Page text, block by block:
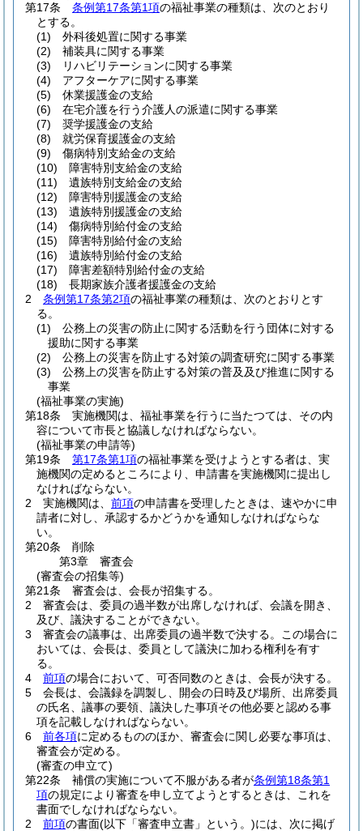
第17条
条例第17条第1項の福祉事業の種類は、次のとおり
とする。
(1)
外科後処置に関する事業
(2)
補装具に関する事業
(3)
リハビリテーションに関する事業
(4)
アフターケアに関する事業
(5)
休業援護金の支給
(6)
在宅介護を行う介護人の派遣に関する事業
(7)
奨学援護金の支給
(8)
就労保育援護金の支給
(9)
傷病特別支給金の支給
(10)
障害特別支給金の支給
(11)
遺族特別支給金の支給
(12)
障害特別援護金の支給
(13)
遺族特別援護金の支給
(14)
傷病特別給付金の支給
(15)
障害特別給付金の支給
(16)
遺族特別給付金の支給
(17)
障害差額特別給付金の支給
(18)
長期家族介護者援護金の支給
2
条例第17条第2項の福祉事業の種類は、次のとおりとす
る。
(1)
公務上の災害の防止に関する活動を行う団体に対する
援助に関する事業
(2)
公務上の災害を防止する対策の調査研究に関する事業
(3)
公務上の災害を防止する対策の普及及び推進に関する
事業
(福祉事業の実施)
第18条
実施機関は、福祉事業を行うに当たつては、その内
容について市長と協議しなければならない。
(福祉事業の申請等)
第19条
第17条第1項の福祉事業を受けようとする者は、実
施機関の定めるところにより、申請書を実施機関に提出し
なければならない。
2
実施機関は、 前項の申請書を受理したときは、速やかに申
請者に対し、承認するかどうかを通知しなければならな
い。
第20条
削除
第3章
審査会
(審査会の招集等)
第21条
審査会は、会長が招集する。
2
審査会は、委員の過半数が出席しなければ、会議を開き、
及び、議決することができない。
3
審査会の議事は、出席委員の過半数で決する。
この場合に
おいては、会長は、委員として議決に加わる権利を有す
る。
4
前項の場合において、可否同数のときは、会長が決する。
5
会長は、会議録を調製し、開会の日時及び場所、出席委員
の氏名、議事の要領、議決した事項その他必要と認める事
項を記載しなければならない。
6
前各項に定めるもののほか、審査会に関し必要な事項は、
審査会が定める。
(審査の申立て)
第22条
補償の実施について不服がある者が条例第18条第1
項の規定により審査を申し立てようとするときは、これを
書面でしなければならない。
2
前項の書面(以下「審査申立書」という。)には、次に掲げ